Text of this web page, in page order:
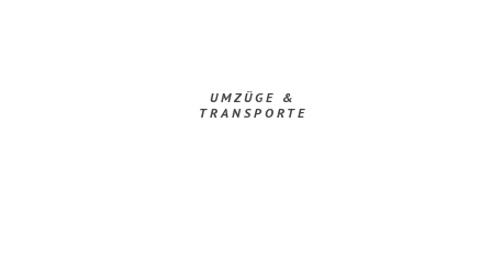
UMZÜGE &
TRANSPORTE